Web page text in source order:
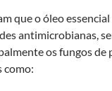
que o óleo
antimicrobianas,
os fungos de
como: